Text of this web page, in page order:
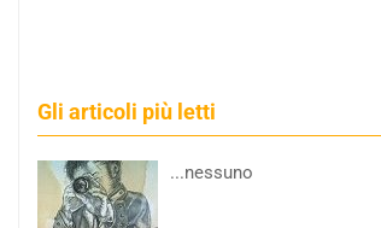
Gli articoli più letti
...nessuno